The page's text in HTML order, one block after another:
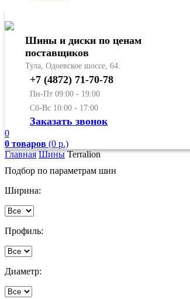
Шины и диски по ценам
поставщиков
Тула, Одоевское шоссе, 64.
+7 (4872) 71-70-78
Пн-Пт 09:00 - 19:00
Сб-Вс 10:00 - 17:00
Заказать звонок
0
0 товаров (0 р.)
Главная ШиныTerralion
Подбор по параметрам шин
Ширина:
Профиль:
Диаметр: